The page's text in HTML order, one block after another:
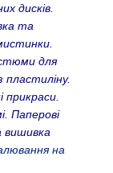
дисків.
та
для
пластиліну.
прикраси
. Паперові
вишивка
на